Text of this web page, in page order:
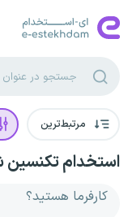
مرتبط‌ترین
استخدام تکنسین
کارفرما هستید؟